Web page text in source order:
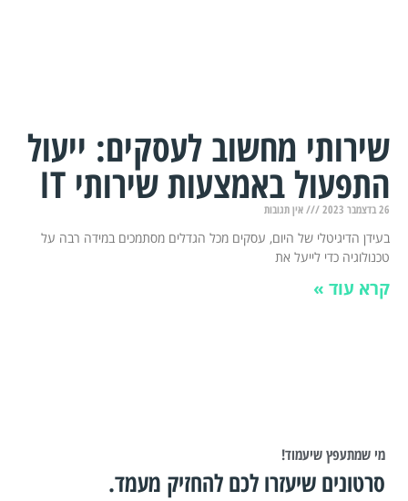
שירותי מחשוב לעסקים: ייעול
התפעול באמצעות שירותי IT
26 בדצמבר 2023 אין תגובות
בעידן הדיגיטלי של היום, עסקים מכל הגדלים מסתמכים במידה רבה על
טכנולוגיה כדי לייעל את
קרא עוד »
מי שמתעפץ שיעמוד!
סרטונים שיעזרו לכם להחזיק מעמד.